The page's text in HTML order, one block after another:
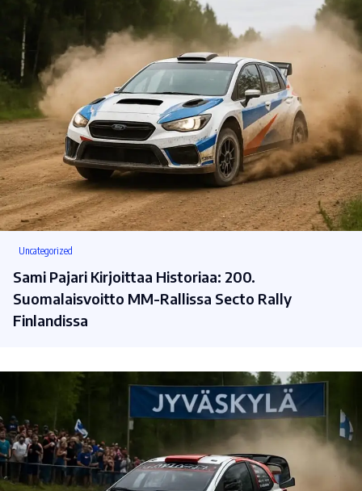
Uncategorized
Sami Pajari Kirjoittaa Historiaa: 200.
Suomalaisvoitto MM-Rallissa Secto Rally
Finlandissa